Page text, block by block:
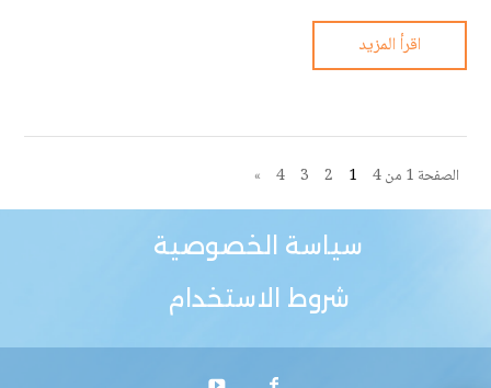
اقرأ المزيد
الصفحة 1 من 4 1
2
3
4
»
سياسة الخصوصية
شروط الاستخدام